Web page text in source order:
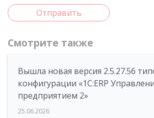
Отправить
Смотрите также
Вышла новая версия 2.5.27.56
конфигурации «1С:ERP
предприятием 2»
25.06.2026